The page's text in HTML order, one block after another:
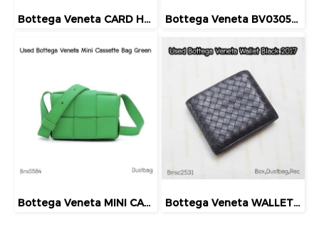
Bottega Veneta CARD HOLDER GREEN Bottega Veneta BV0305SA 004 SUNGLASSES GOLD
Bottega Veneta MINI CASSETTE BAG Bottega Veneta WALLET MEN BLACK 2017